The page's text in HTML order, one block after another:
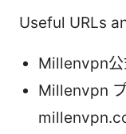
Useful URLs
Millenvpn
Millenvpn